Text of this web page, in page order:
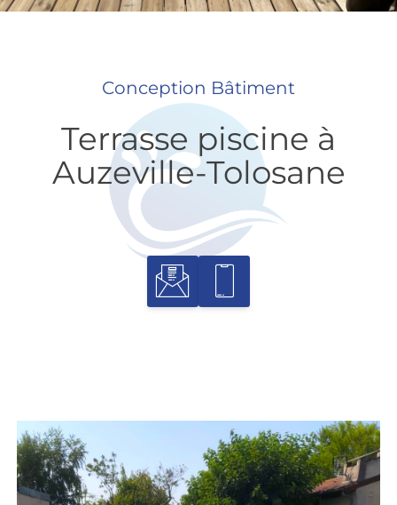
Conception Bâtiment
Terrasse piscine à
Auzeville-Tolosane